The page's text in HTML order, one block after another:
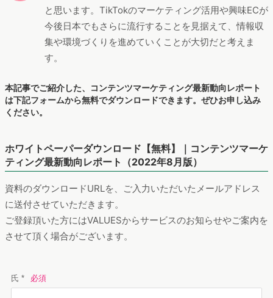
と思います。TikTokのマーケティング活用や興味ECが
今後日本でもさらに流行することを見据えて、情報収
集や環境づくりを進めていくことが大切だと考えま
す。
本記事でご紹介した、コンテンツマーケティング最新動向レポート
は下記フォームから無料でダウンロードできます。ぜひお申し込み
ください。
ホワイトペーパーダウンロード【無料】｜コンテンツマーケ
ティング最新動向レポート（2022年8月版）
資料のダウンロードURLを、ご入力いただいたメールアドレス
に送付させていただきます。
ご登録頂いた方にはVALUESからサービスのお知らせやご案内を
させて頂く場合がございます。